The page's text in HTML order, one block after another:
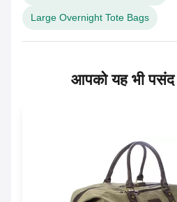
Large Overnight Tote Bags
आपको यह भी